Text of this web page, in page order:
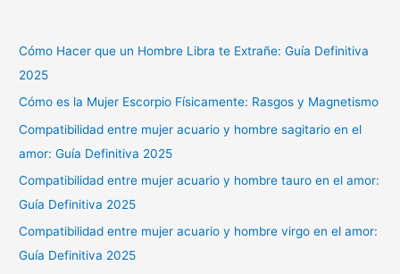
Cómo Hacer que un Hombre Libra te Extrañe: Guía Definitiva
2025
Cómo es la Mujer Escorpio Físicamente: Rasgos y Magnetismo
Compatibilidad entre mujer acuario y hombre sagitario en el
amor: Guía Definitiva 2025
Compatibilidad entre mujer acuario y hombre tauro en el amor:
Guía Definitiva 2025
Compatibilidad entre mujer acuario y hombre virgo en el amor:
Guía Definitiva 2025